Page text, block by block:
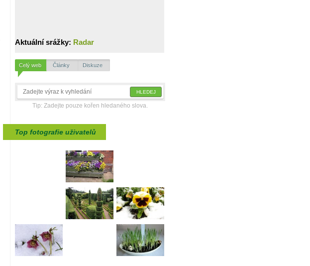
Aktuální srážky: Radar
Celý web Články Diskuze
Tip: Zadejte pouze kořen hledaného slova.
Top fotografie uživatelů